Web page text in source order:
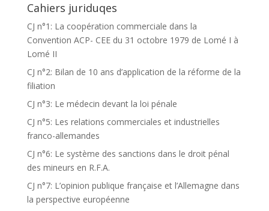
Cahiers juriduqes
CJ n°1: La coopération commerciale dans la
Convention ACP- CEE du 31 octobre 1979 de Lomé I à
Lomé II
CJ n°2: Bilan de 10 ans d’application de la réforme de la
filiation
CJ n°3: Le médecin devant la loi pénale
CJ n°5: Les relations commerciales et industrielles
franco-allemandes
CJ n°6: Le système des sanctions dans le droit pénal
des mineurs en R.F.A.
CJ n°7: L’opinion publique française et l’Allemagne dans
la perspective européenne